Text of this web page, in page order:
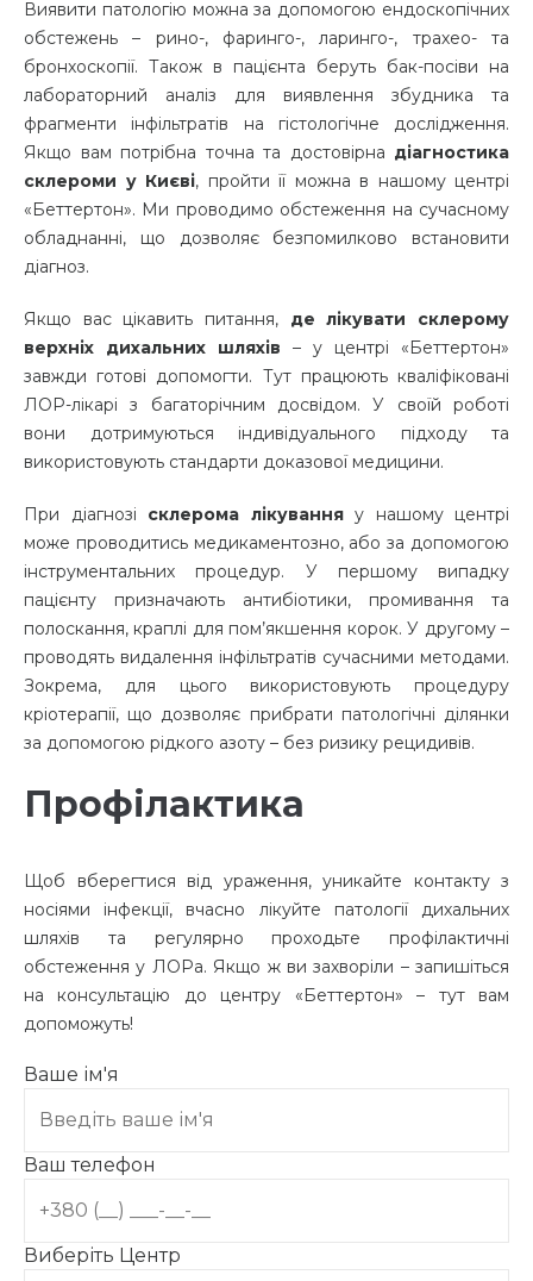
Виявити патологію можна за допомогою ендоскопічних
обстежень – рино-, фаринго-, ларинго-, трахео- та
бронхоскопії. Також в пацієнта беруть бак-посіви на
лабораторний аналіз для виявлення збудника та
фрагменти інфільтратів на гістологічне дослідження.
Якщо вам потрібна точна та достовірна діагностика
склероми у Києві, пройти її можна в нашому центрі
«Беттертон». Ми проводимо обстеження на сучасному
обладнанні, що дозволяє безпомилково встановити
діагноз.
Якщо вас цікавить питання, де лікувати склерому
верхніх дихальних шляхів – у центрі «Беттертон»
завжди готові допомогти. Тут працюють кваліфіковані
ЛОР-лікарі з багаторічним досвідом. У своїй роботі
вони дотримуються індивідуального підходу та
використовують стандарти доказової медицини.
При діагнозі склерома лікуванняу нашому центрі
може проводитись медикаментозно, або за допомогою
інструментальних процедур. У першому випадку
пацієнту призначають антибіотики, промивання та
полоскання, краплі для пом’якшення корок. У другому –
проводять видалення інфільтратів сучасними методами.
Зокрема, для цього використовують процедуру
кріотерапії, що дозволяє прибрати патологічні ділянки
за допомогою рідкого азоту – без ризику рецидивів.
Профілактика
Щоб вберегтися від ураження, уникайте контакту з
носіями інфекції, вчасно лікуйте патології дихальних
шляхів та регулярно проходьте профілактичні
обстеження у ЛОРа. Якщо ж ви захворіли – запишіться
на консультацію до центру «Беттертон» – тут вам
допоможуть!
Ваше ім'я
Ваш телефон
Виберіть Центр